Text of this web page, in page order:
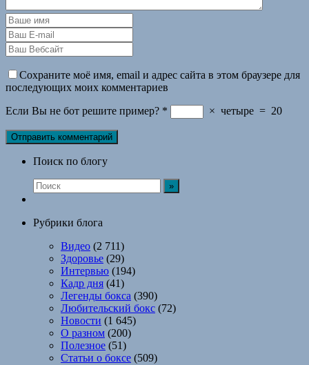
Сохраните моё имя, email и адрес сайта в этом браузере для
последующих моих комментариев
Если Вы не бот решите пример? * × четыре = 20
Поиск по блогу
Рубрики блога
Видео (2 711)
Здоровье (29)
Интервью (194)
Кадр дня (41)
Легенды бокса (390)
Любительский бокс (72)
Новости (1 645)
О разном (200)
Полезное (51)
Статьи о боксе (509)